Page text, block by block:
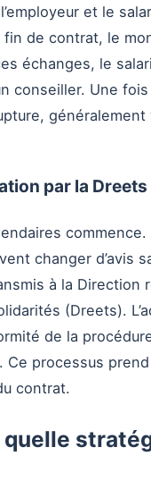
et le
de contrat, le
échanges, le
conseiller. Une fois
généralement
par la Dreets
changer d’avis
à la Direction
(Dreets).
de la
processus
contrat.
quelle